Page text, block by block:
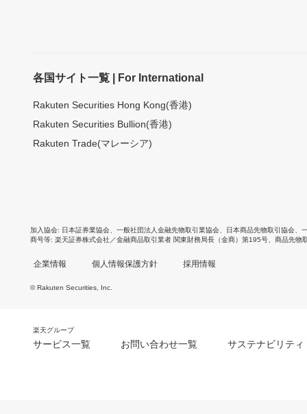
各国サイト一覧 | For International
Rakuten Securities Hong Kong(香港)
Rakuten Securities Bullion(香港)
Rakuten Trade(マレーシア)
加入協会 日本証券業協会 一般社団法人金融先物取引業協会 日本商品先物取引協会
商号等 楽天証券株式会社／金融商品取引業者 関東財務局長（金商）第195号、商品先物
企業情報 個人情報保護方針 採用情報
© Rakuten Securities, Inc.
楽天グループ
サービス一覧 お問い合わせ一覧 サステナビリティ